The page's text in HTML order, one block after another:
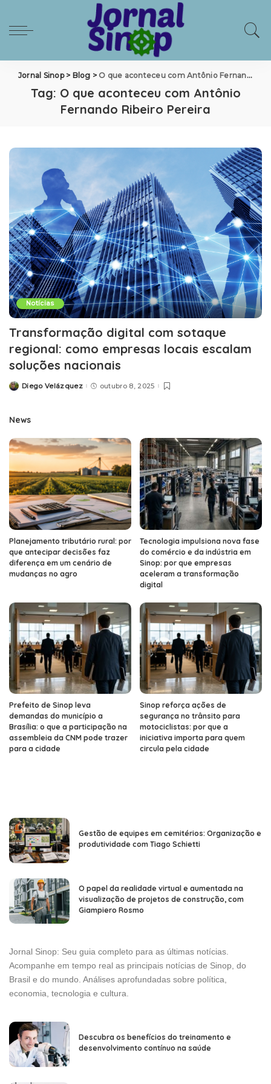
Jornal Sinop> Blog > O que aconteceu com Antônio Fernando Ribeiro Pereira
Tag: O que aconteceu com Antônio
Fernando Ribeiro Pereira
Notícias
Transformação digital com sotaque
regional: como empresas locais escalam
soluções nacionais
PostedDiego Velázquez outubro 8, 2025
News
Planejamento tributário rural: por
que antecipar decisões faz
diferença em um cenário de
mudanças no agro
Tecnologia impulsiona nova fase
do comércio e da indústria em
Sinop: por que empresas
aceleram a transformação
digital
Prefeito de Sinop leva
demandas do município a
Brasília: o que a participação na
assembleia da CNM pode trazer
para a cidade
Sinop reforça ações de
segurança no trânsito para
motociclistas: por que a
iniciativa importa para quem
circula pela cidade
Gestão de equipes em cemitérios: Organização e
produtividade com Tiago Schietti
O papel da realidade virtual e aumentada na
visualização de projetos de construção, com
Giampiero Rosmo
Jornal Sinop: Seu guia completo para as últimas notícias.
Acompanhe em tempo real as principais notícias de Sinop, do
Brasil e do mundo. Análises aprofundadas sobre política,
economia, tecnologia e cultura.
Descubra os benefícios do treinamento e
desenvolvimento contínuo na saúde